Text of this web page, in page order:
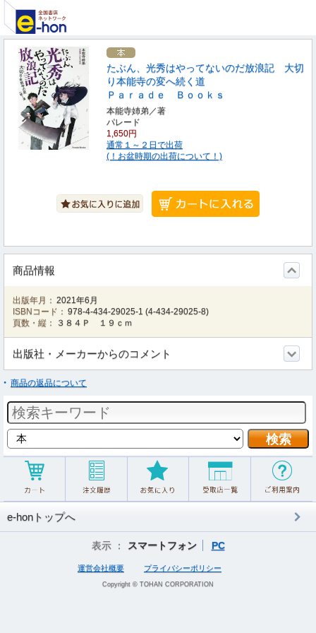
たぶん、光秀はやってないのだ放浪記 大切
り本能寺の変へ続く道
Ｐａｒａｄｅ Ｂｏｏｋｓ
本能寺姉弟／著
パレード
1,650円
通常１～２日で出荷
(！お盆時期の出荷について！)
商品情報
出版年月： 2021年6月
ISBNコード： 978-4-434-29025-1 (4-434-29025-8)
頁数・縦：
３８４Ｐ １９ｃｍ
出版社・メーカーからのコメント
商品の返品について
e-honトップへ
表示 ： スマートフォン PC
運営会社概要 プライバシーポリシー
Copyright © TOHAN CORPORATION